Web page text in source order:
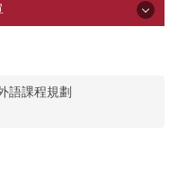
語課程規劃